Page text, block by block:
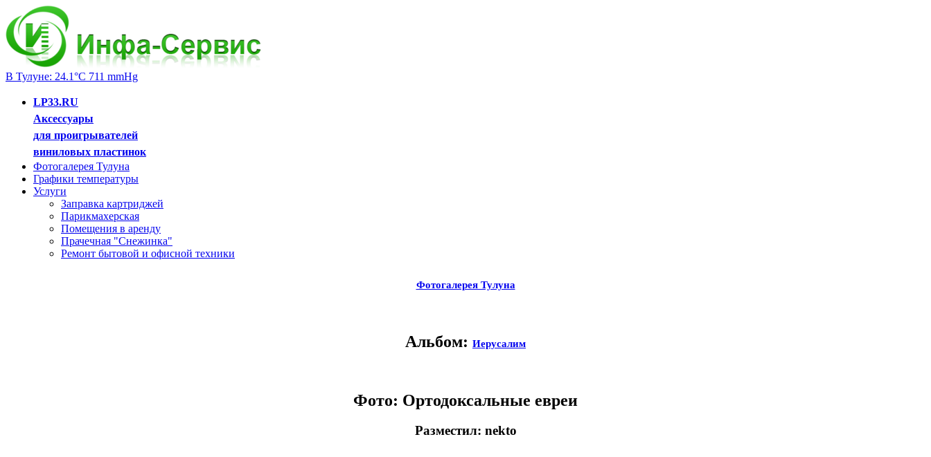
В Тулуне: 24.1°C 711 mmHg
LP33.RU
Аксессуары
для проигрывателей
виниловых пластинок
Фотогалерея Тулуна
Графики температуры
Услуги
Заправка картриджей
Парикмахерская
Помещения в аренду
Прачечная "Снежинка"
Ремонт бытовой и офисной техники
Фотогалерея Тулуна
Альбом: Иерусалим
Фото: Ортодоксальные евреи
Разместил: nekto